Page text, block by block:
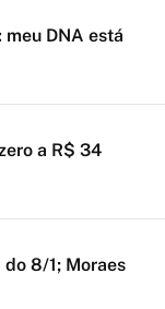
DNA está
a R$ 34
8/1; Moraes